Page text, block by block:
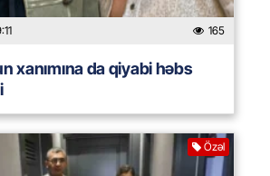
165
xanımına da qiyabi həbs
Özəl